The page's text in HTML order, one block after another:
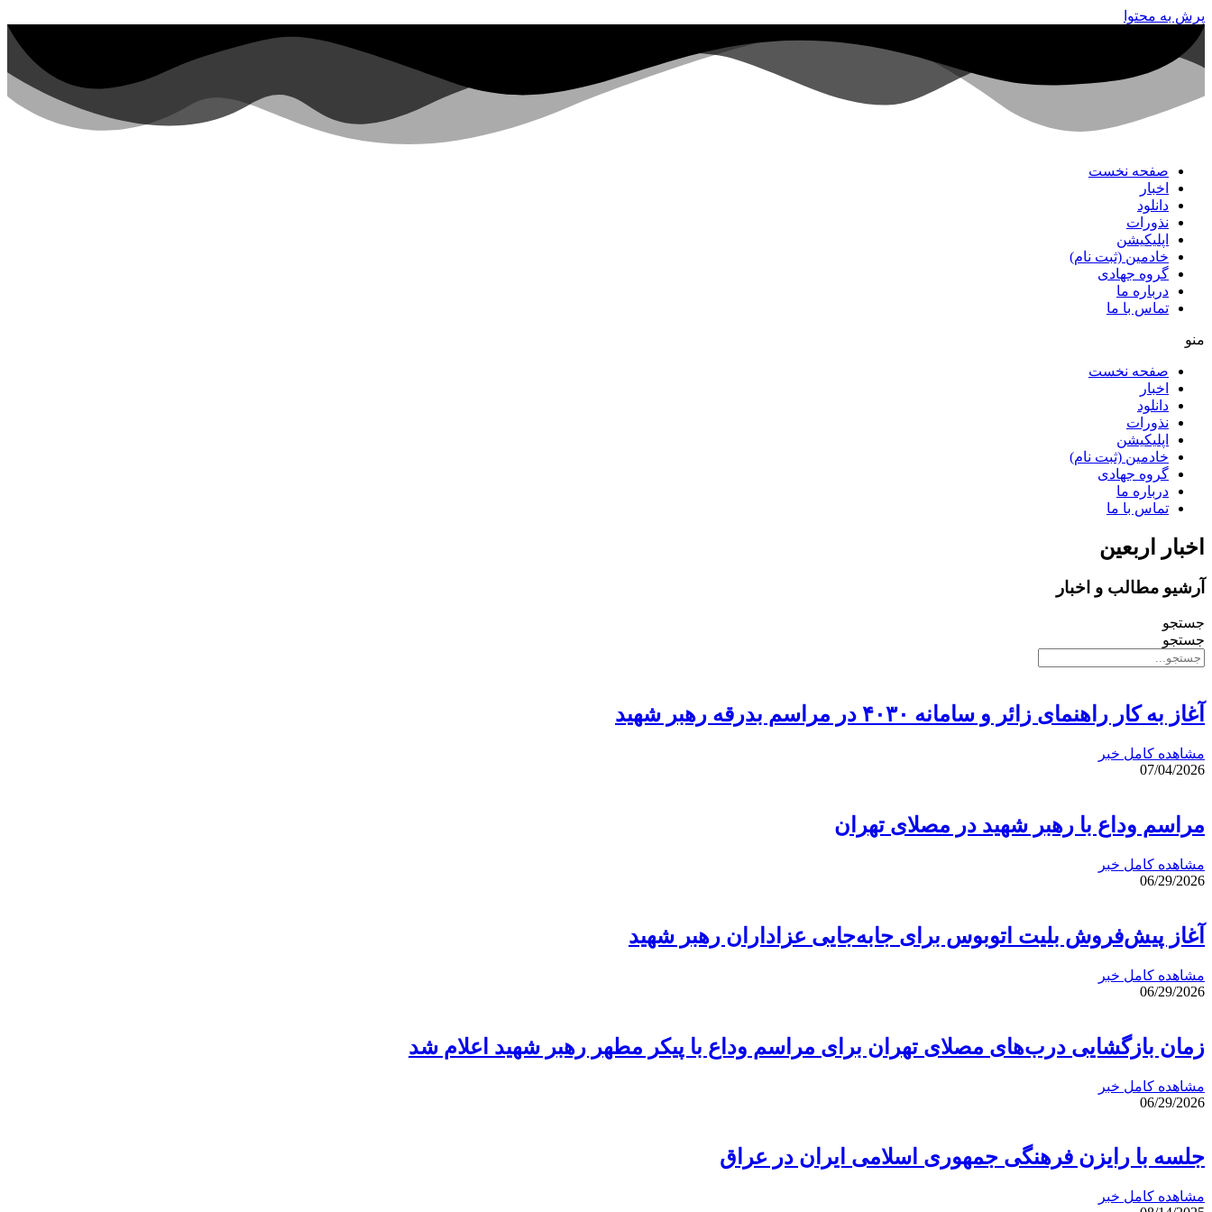
پرش به محتوا
صفحه نخست
اخبار
دانلود
نذورات
اپلیکیشن
خادمین (ثبت نام)
گروه جهادی
درباره ما
تماس با ما
منو
صفحه نخست
اخبار
دانلود
نذورات
اپلیکیشن
خادمین (ثبت نام)
گروه جهادی
درباره ما
تماس با ما
اخبار اربعین
آرشیو مطالب و اخبار
جستجو
جستجو
آغاز به کار راهنمای زائر و سامانه ۴۰۳۰ در مراسم بدرقه رهبر شهید
مشاهده کامل خبر
07/04/2026
مراسم وداع با رهبر شهید در مصلای تهران
مشاهده کامل خبر
06/29/2026
آغاز پیش‌فروش بلیت اتوبوس برای جابه‌جایی عزاداران رهبر شهید
مشاهده کامل خبر
06/29/2026
زمان بازگشایی درب‌های مصلای تهران برای مراسم وداع با پیکر مطهر رهبر شهید اعلام شد
مشاهده کامل خبر
06/29/2026
جلسه با رایزن فرهنگی جمهوری اسلامی ایران در عراق
مشاهده کامل خبر